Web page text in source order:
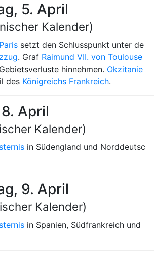
5. April
Kalender)
setzt den Schlusspunkt unter de
. Graf Raimund VII. von Toulouse
hinnehmen. Okzitanie
des Königreichs Frankreich.
April
Kalender)
in Südengland und Norddeutsc
9. April
Kalender)
in Spanien, Südfrankreich und